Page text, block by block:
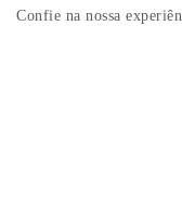
Confie na nossa